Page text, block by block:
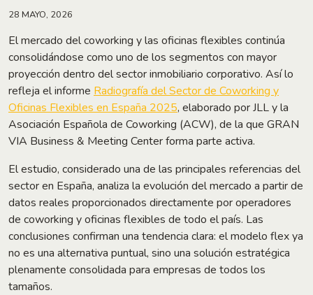
28 MAYO, 2026
El mercado del coworking y las oficinas flexibles continúa
consolidándose como uno de los segmentos con mayor
proyección dentro del sector inmobiliario corporativo. Así lo
refleja el informe Radiografía del Sector de Coworking y
Oficinas Flexibles en España 2025, elaborado por JLL y la
Asociación Española de Coworking (ACW), de la que GRAN
VIA Business & Meeting Center forma parte activa.
El estudio, considerado una de las principales referencias del
sector en España, analiza la evolución del mercado a partir de
datos reales proporcionados directamente por operadores
de coworking y oficinas flexibles de todo el país. Las
conclusiones confirman una tendencia clara: el modelo flex ya
no es una alternativa puntual, sino una solución estratégica
plenamente consolidada para empresas de todos los
tamaños.